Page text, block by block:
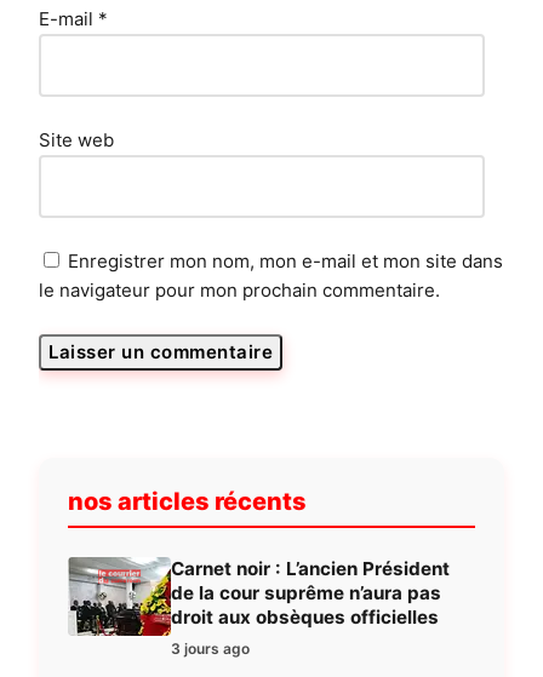
E-mail *
Site web
Enregistrer mon nom, mon e-mail et mon site dans
le navigateur pour mon prochain commentaire.
nos articles récents
Carnet noir : L’ancien Président
de la cour suprême n’aura pas
droit aux obsèques officielles
3 jours ago